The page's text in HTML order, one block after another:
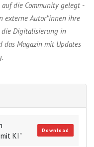
die Community gelegt -
externe Autor*innen ihre
die Digitalisierung in
das Magazin mit Updates
KI"
Download